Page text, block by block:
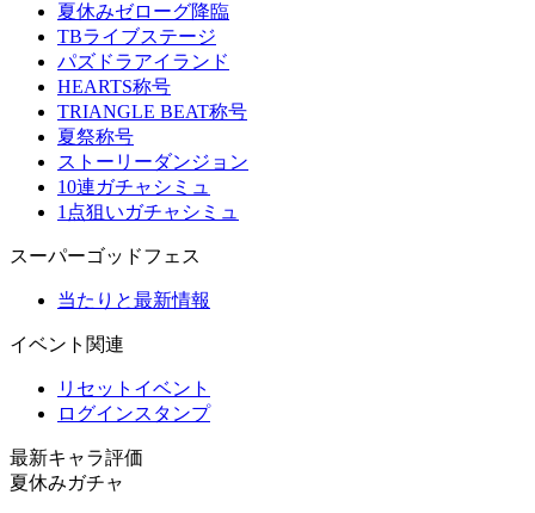
夏休みゼローグ降臨
TBライブステージ
パズドラアイランド
HEARTS称号
TRIANGLE BEAT称号
夏祭称号
ストーリーダンジョン
10連ガチャシミュ
1点狙いガチャシミュ
スーパーゴッドフェス
当たりと最新情報
イベント関連
リセットイベント
ログインスタンプ
最新キャラ評価
夏休みガチャ